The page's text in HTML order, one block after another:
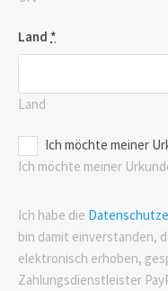
Land *
Land
Ich möchte meiner
Ich möchte meiner
Ich habe die
bin damit einverstanden,
elektronisch erhoben,
Zahlungsdienstleister